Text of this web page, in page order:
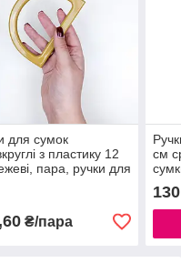
для сумок
з пластику 12
пара, ручки для
₴/пара
см
Н)